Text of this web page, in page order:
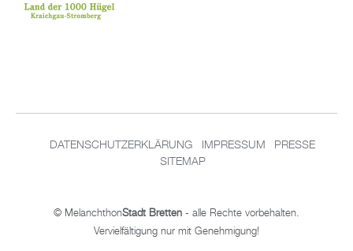
DATENSCHUTZERKLÄRUNG IMPRESSUM
PRESSE
SITEMAP
© MelanchthonStadt Bretten - alle Rechte vorbehalten.
Vervielfältigung nur mit Genehmigung!